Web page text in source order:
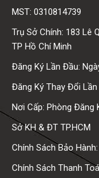
MST: 0310814739
Trụ Sở Chính: 183 Lê
TP Hồ Chí Minh
Đăng Ký Lần Đầu:
Đăng Ký Thay Đổi
Nơi Cấp: Phòng Đăng
Sở KH & ĐT TP.HCM
Chính Sách Bảo Hành:
Chính Sách Thanh